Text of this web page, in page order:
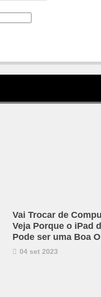
Vai Trocar de
Veja Porque o iPad
Pode ser uma Boa
04 set 2023